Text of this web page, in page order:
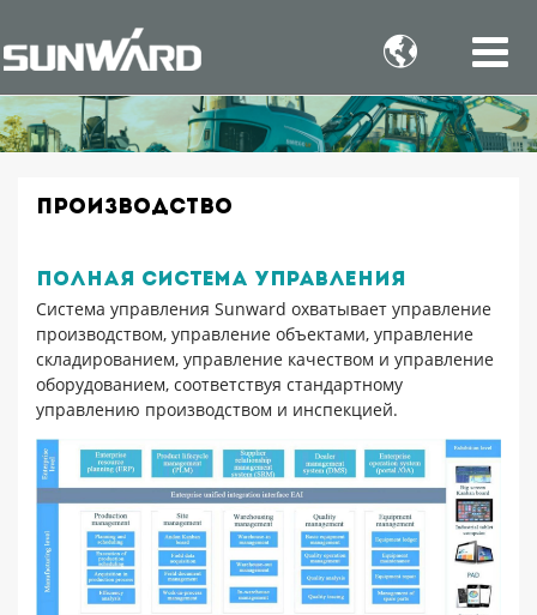

Производство
Полная система управления
Система управления Sunward охватывает управление
производством, управление объектами, управление
складированием, управление качеством и управление
оборудованием, соответствуя стандартному
управлению производством и инспекцией.